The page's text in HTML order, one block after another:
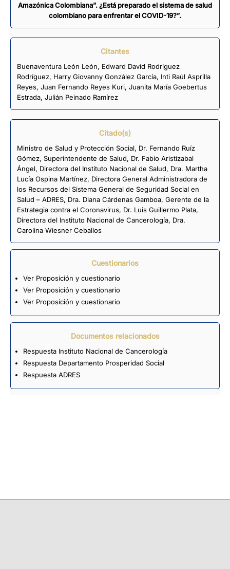
Amazónica Colombiana”. ¿Está preparado el sistema de salud
colombiano para enfrentar el COVID-19?”.
Citantes
Buenaventura León León, Edward David Rodríguez
Rodríguez, Harry Giovanny González García, Inti Raúl Asprilla
Reyes, Juan Fernando Reyes Kuri, Juanita María Goebertus
Estrada, Julián Peinado Ramírez
Citado(s)
Ministro de Salud y Protección Social, Dr. Fernando Ruíz
Gómez, Superintendente de Salud, Dr. Fabio Aristizabal
Ángel, Directora del Instituto Nacional de Salud, Dra. Martha
Lucía Ospina Martínez, Directora General Administradora de
los Recursos del Sistema General de Seguridad Social en
Salud – ADRES, Dra. Diana Cárdenas Gamboa, Gerente de la
Estrategia contra el Coronavirus, Dr. Luis Guillermo Plata,
Directora del Instituto Nacional de Cancerología, Dra.
Carolina Wiesner Ceballos
Cuestionarios
Ver Proposición y cuestionario
Ver Proposición y cuestionario
Ver Proposición y cuestionario
Documentos relacionados
Respuesta Instituto Nacional de Cancerología
Respuesta Departamento Prosperidad Social
Respuesta ADRES